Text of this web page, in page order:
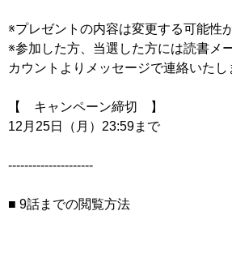
※プレゼントの内容は変更する可能性
※参加した方、当選した方には読書メ
カウントよりメッセージで連絡いたし
【 キャンペーン締切 】
12月25日（月）23:59まで
---------------------
■ 9話までの閲覧方法